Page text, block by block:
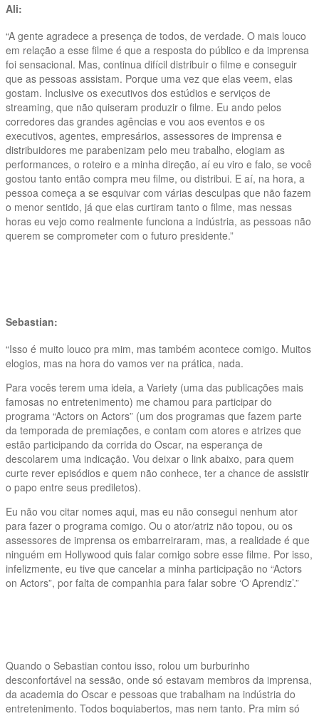
Ali:
“A gente agradece a presença de todos, de verdade. O mais louco
em relação a esse filme é que a resposta do público e da imprensa
foi sensacional. Mas, continua difícil distribuir o filme e conseguir
que as pessoas assistam. Porque uma vez que elas veem, elas
gostam. Inclusive os executivos dos estúdios e serviços de
streaming, que não quiseram produzir o filme. Eu ando pelos
corredores das grandes agências e vou aos eventos e os
executivos, agentes, empresários, assessores de imprensa e
distribuidores me parabenizam pelo meu trabalho, elogiam as
performances, o roteiro e a minha direção, aí eu viro e falo, se você
gostou tanto então compra meu filme, ou distribui. E aí, na hora, a
pessoa começa a se esquivar com várias desculpas que não fazem
o menor sentido, já que elas curtiram tanto o filme, mas nessas
horas eu vejo como realmente funciona a indústria, as pessoas não
querem se comprometer com o futuro presidente.”
Sebastian:
“Isso é muito louco pra mim, mas também acontece comigo. Muitos
elogios, mas na hora do vamos ver na prática, nada.
Para vocês terem uma ideia, a Variety (uma das publicações mais
famosas no entretenimento) me chamou para participar do
programa “Actors on Actors” (um dos programas que fazem parte
da temporada de premiações, e contam com atores e atrizes que
estão participando da corrida do Oscar, na esperança de
descolarem uma indicação. Vou deixar o link abaixo, para quem
curte rever episódios e quem não conhece, ter a chance de assistir
o papo entre seus prediletos).
Eu não vou citar nomes aqui, mas eu não consegui nenhum ator
para fazer o programa comigo. Ou o ator/atriz não topou, ou os
assessores de imprensa os embarreiraram, mas, a realidade é que
ninguém em Hollywood quis falar comigo sobre esse filme. Por isso,
infelizmente, eu tive que cancelar a minha participação no “Actors
on Actors”, por falta de companhia para falar sobre ‘O Aprendiz’.”
Quando o Sebastian contou isso, rolou um burburinho
desconfortável na sessão, onde só estavam membros da imprensa,
da academia do Oscar e pessoas que trabalham na indústria do
entretenimento. Todos boquiabertos, mas nem tanto. Pra mim só